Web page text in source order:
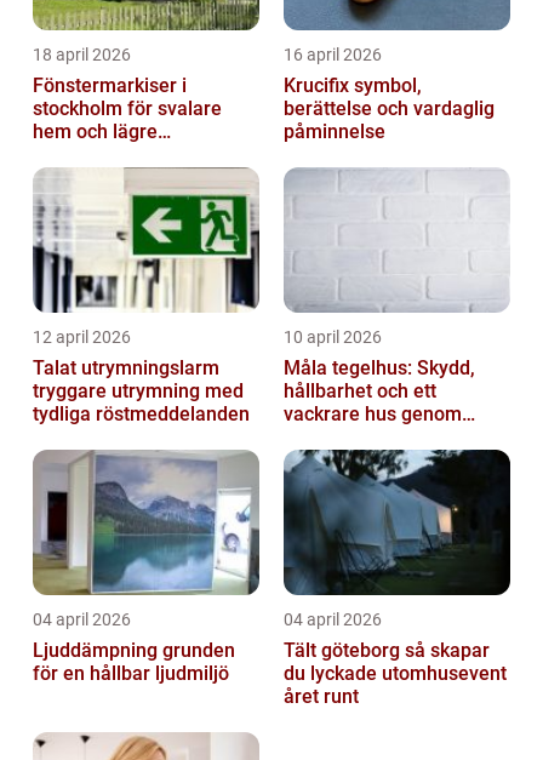
18 april 2026
Fönstermarkiser i
stockholm för svalare
hem och lägre
16 april 2026
Krucifix symbol,
berättelse och vardaglig
påminnelse
12 april 2026
Talat utrymningslarm
tryggare utrymning med
tydliga röstmeddelanden
10 april 2026
Måla tegelhus: Skydd,
hållbarhet och ett
vackrare hus genom
04 april 2026
Ljuddämpning grunden
för en hållbar ljudmiljö
04 april 2026
Tält göteborg så skapar
du lyckade utomhusevent
året runt